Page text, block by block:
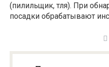
(пилильщик, тля). При
посадки обрабатывают